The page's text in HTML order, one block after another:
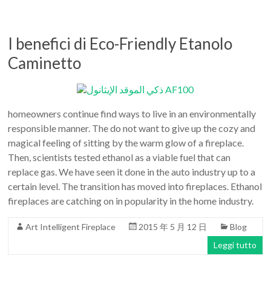
I benefici di Eco-Friendly Etanolo
Caminetto
homeowners continue find ways to live in an environmentally
responsible manner. The do not want to give up the cozy and
magical feeling of sitting by the warm glow of a fireplace.
Then, scientists tested ethanol as a viable fuel that can
replace gas. We have seen it done in the auto industry up to a
certain level. The transition has moved into fireplaces. Ethanol
fireplaces are catching on in popularity in the home industry.
Art Intelligent Fireplace 2015 年 5 月 12 日
Blog
Leggi tutto